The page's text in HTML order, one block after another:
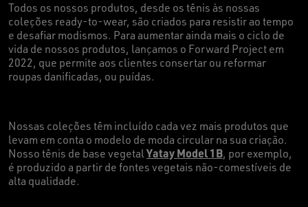
Todos os nossos produtos, desde os tênis às nossas
coleções ready-to-wear, são criados para resistir ao tempo
e desafiar modismos. Para aumentar ainda mais o ciclo de
vida de nossos produtos, lançamos o Forward Project em
2022, que permite aos clientes consertar ou reformar
roupas danificadas, ou puídas.
Nossas coleções têm incluído cada vez mais produtos que
levam em conta o modelo de moda circular na sua criação.
Nosso tênis de base vegetalYatay Model 1B, por exemplo,
é produzido a partir de fontes vegetais não-comestíveis de
alta qualidade.